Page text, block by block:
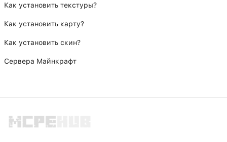
Как установить текстуры?
Как установить карту?
Как установить скин?
Сервера Майнкрафт